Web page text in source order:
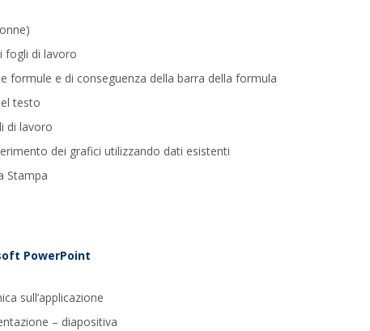
fogli di lavoro
formule e di conseguenza della barra della formula
testo
di lavoro
dei grafici utilizzando dati esistenti
Stampa
PowerPoint
sull’applicazione
– diapositiva